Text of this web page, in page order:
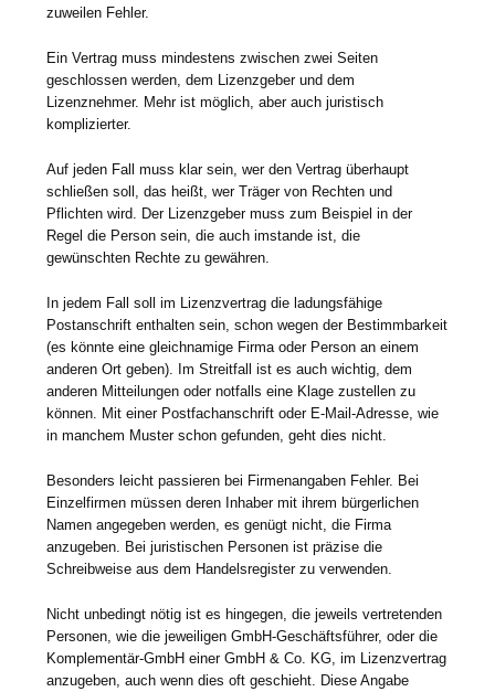
zuweilen Fehler.
Ein Vertrag muss mindestens zwischen zwei Seiten
geschlossen werden, dem Lizenzgeber und dem
Lizenznehmer. Mehr ist möglich, aber auch juristisch
komplizierter.
Auf jeden Fall muss klar sein, wer den Vertrag überhaupt
schließen soll, das heißt, wer Träger von Rechten und
Pflichten wird. Der Lizenzgeber muss zum Beispiel in der
Regel die Person sein, die auch imstande ist, die
gewünschten Rechte zu gewähren.
In jedem Fall soll im Lizenzvertrag die ladungsfähige
Postanschrift enthalten sein, schon wegen der Bestimmbarkeit
(es könnte eine gleichnamige Firma oder Person an einem
anderen Ort geben). Im Streitfall ist es auch wichtig, dem
anderen Mitteilungen oder notfalls eine Klage zustellen zu
können. Mit einer Postfachanschrift oder E-Mail-Adresse, wie
in manchem Muster schon gefunden, geht dies nicht.
Besonders leicht passieren bei Firmenangaben Fehler. Bei
Einzelfirmen müssen deren Inhaber mit ihrem bürgerlichen
Namen angegeben werden, es genügt nicht, die Firma
anzugeben. Bei juristischen Personen ist präzise die
Schreibweise aus dem Handelsregister zu verwenden.
Nicht unbedingt nötig ist es hingegen, die jeweils vertretenden
Personen, wie die jeweiligen GmbH-Geschäftsführer, oder die
Komplementär-GmbH einer GmbH & Co. KG, im Lizenzvertrag
anzugeben, auch wenn dies oft geschieht. Diese Angabe